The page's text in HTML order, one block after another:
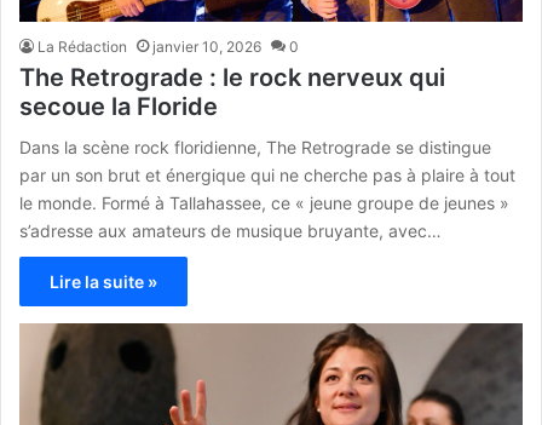
La Rédaction janvier 10, 2026 0
The Retrograde : le rock nerveux qui
secoue la Floride
Dans la scène rock floridienne, The Retrograde se distingue
par un son brut et énergique qui ne cherche pas à plaire à tout
le monde. Formé à Tallahassee, ce « jeune groupe de jeunes »
s’adresse aux amateurs de musique bruyante, avec…
Lire la suite »